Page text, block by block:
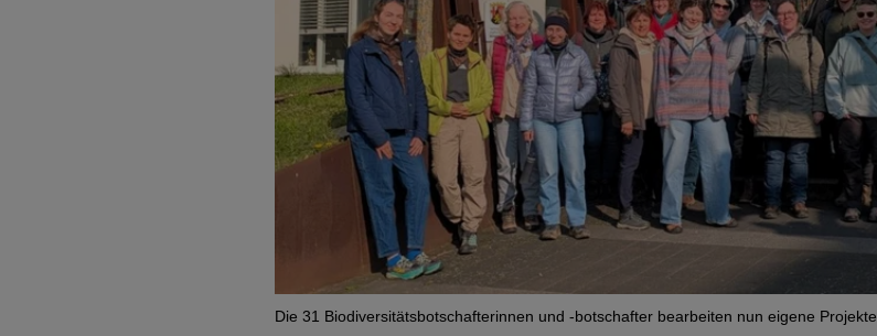
Die 31 Biodiversitätsbotschafterinnen und -botschafter bearbeiten nun eigene Projekte.
EXTERNE MEDIEN
Seitenspezifische Erfassung von Benutzerdaten
durch Drittanbieter, bspw. über das Einbinden
externer Videos, Standortdaten oder